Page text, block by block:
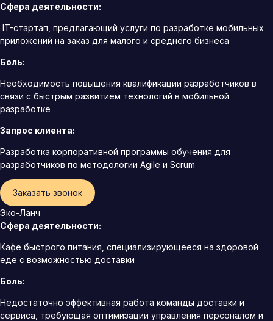
Сфера деятельности:
IT-стартап, предлагающий услуги по разработке мобильных
приложений на заказ для малого и среднего бизнеса
Боль:
Необходимость повышения квалификации разработчиков в
связи с быстрым развитием технологий в мобильной
разработке
Запрос клиента:
Разработка корпоративной программы обучения для
разработчиков по методологии Agile и Scrum
Заказать звонок
Эко-Ланч
Сфера деятельности:
Кафе быстрого питания, специализирующееся на здоровой
еде с возможностью доставки
Боль:
Недостаточно эффективная работа команды доставки и
сервиса, требующая оптимизации управления персоналом и